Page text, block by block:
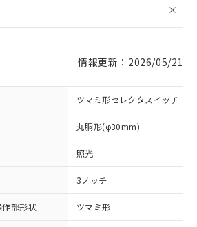
情報更新：2026/05/21
ツマミ形セレクタスイッチ
丸胴形(φ30mm)
照光
3ノッチ
作部形状 ツマミ形